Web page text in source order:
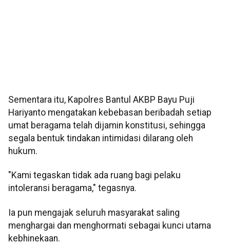
Sementara itu, Kapolres Bantul AKBP Bayu Puji
Hariyanto mengatakan kebebasan beribadah setiap
umat beragama telah dijamin konstitusi, sehingga
segala bentuk tindakan intimidasi dilarang oleh
hukum.
"Kami tegaskan tidak ada ruang bagi pelaku
intoleransi beragama," tegasnya.
Ia pun mengajak seluruh masyarakat saling
menghargai dan menghormati sebagai kunci utama
kebhinekaan.